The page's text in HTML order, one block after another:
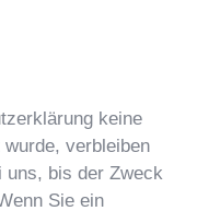
keine
verbleiben
uns, bis der Zweck
Sie ein